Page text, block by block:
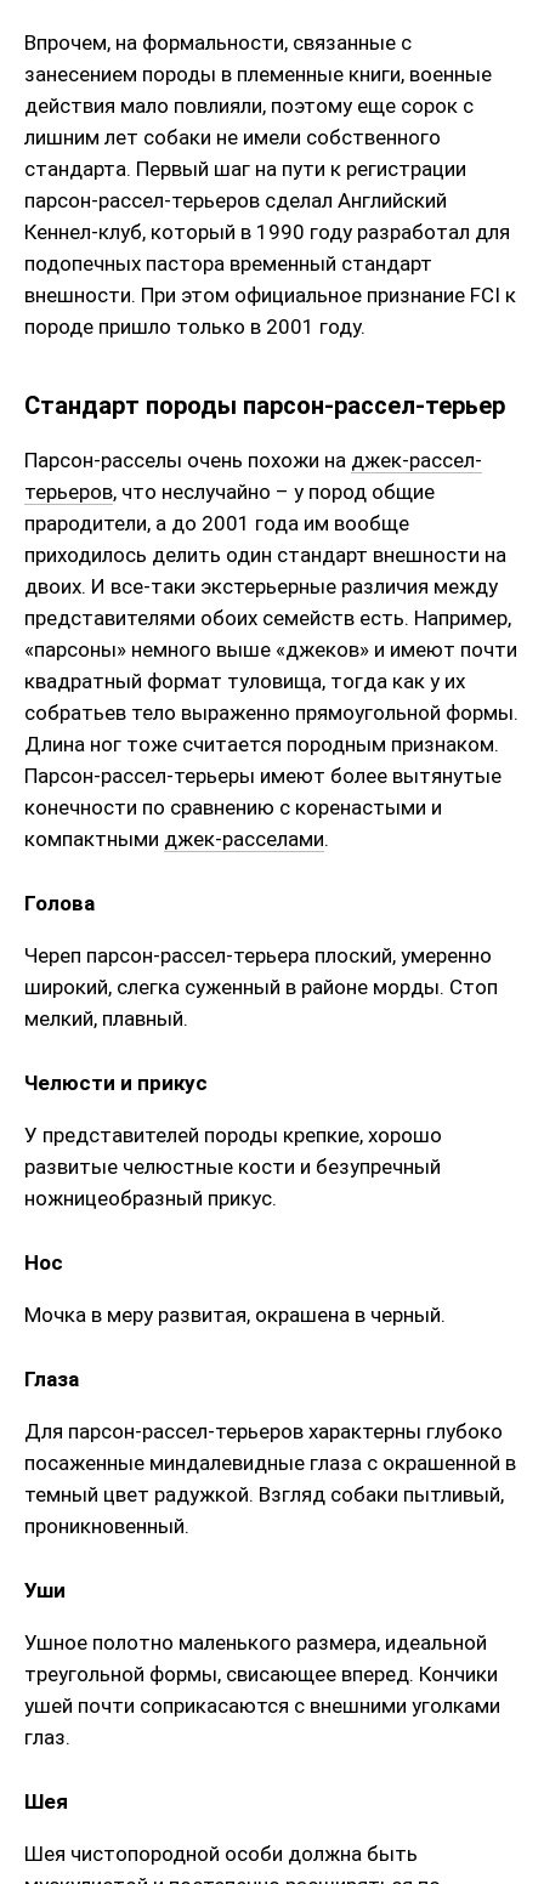
Впрочем, на формальности, связанные с
занесением породы в племенные книги, военные
действия мало повлияли, поэтому еще сорок с
лишним лет собаки не имели собственного
стандарта. Первый шаг на пути к регистрации
парсон-рассел-терьеров сделал Английский
Кеннел-клуб, который в 1990 году разработал для
подопечных пастора временный стандарт
внешности. При этом официальное признание FCI к
породе пришло только в 2001 году.
Стандарт породы парсон-рассел-терьер
Парсон-расселы очень похожи на джек-рассел-
терьеров, что неслучайно – у пород общие
прародители, а до 2001 года им вообще
приходилось делить один стандарт внешности на
двоих. И все-таки экстерьерные различия между
представителями обоих семейств есть. Например,
«парсоны» немного выше «джеков» и имеют почти
квадратный формат туловища, тогда как у их
собратьев тело выраженно прямоугольной формы.
Длина ног тоже считается породным признаком.
Парсон-рассел-терьеры имеют более вытянутые
конечности по сравнению с коренастыми и
компактными джек-расселами.
Голова
Череп парсон-рассел-терьера плоский, умеренно
широкий, слегка суженный в районе морды. Стоп
мелкий, плавный.
Челюсти и прикус
У представителей породы крепкие, хорошо
развитые челюстные кости и безупречный
ножницеобразный прикус.
Нос
Мочка в меру развитая, окрашена в черный.
Глаза
Для парсон-рассел-терьеров характерны глубоко
посаженные миндалевидные глаза с окрашенной в
темный цвет радужкой. Взгляд собаки пытливый,
проникновенный.
Уши
Ушное полотно маленького размера, идеальной
треугольной формы, свисающее вперед. Кончики
ушей почти соприкасаются с внешними уголками
глаз.
Шея
Шея чистопородной особи должна быть